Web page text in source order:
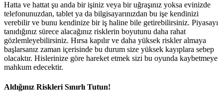
Hatta ve hattat şu anda bir işiniz veya bir uğraşınız yoksa evinizde
telefonunuzdan, tablet ya da bilgisayarınızdan bu işe kendinizi
verebilir ve bunu kendinize bir iş haline bile getirebilirsiniz. Piyasayı
tanıdığınız sürece alacağınız risklerin boyutunu daha rahat
gözlemleyebilirsiniz. Hırsa kapılır ve daha yüksek riskler almaya
başlarsanız zaman içerisinde bu durum size yüksek kayıplara sebep
olacaktır. Hislerinize göre hareket etmek sizi bu oyunda kaybetmeye
mahkum edecektir.
Aldığınız Riskleri Sınırlı Tutun!